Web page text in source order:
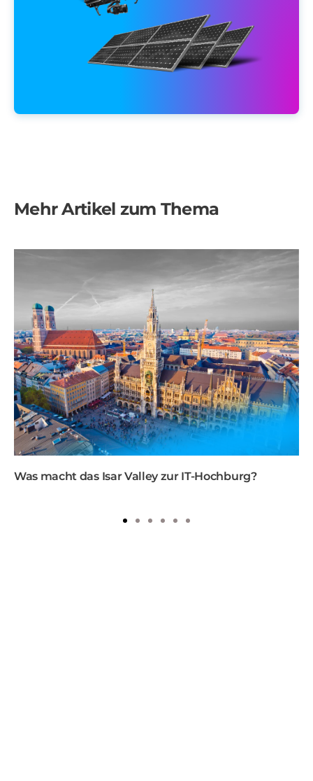
Mehr Artikel zum Thema
Was macht das Isar Valley zur IT-Hochburg?
1 2 3 4 5 6